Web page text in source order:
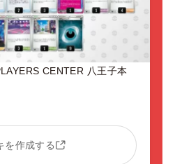
CENTER 八王子本
を作成する